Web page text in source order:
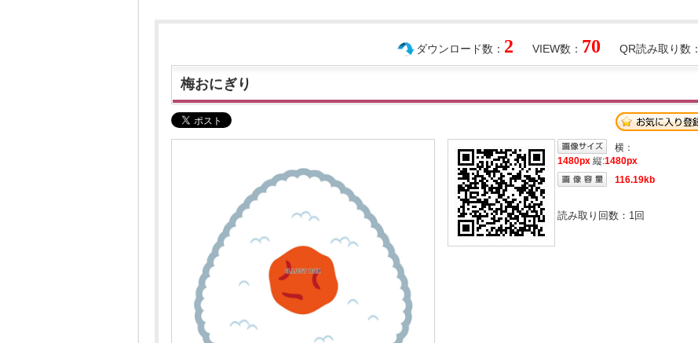
QR読み取り数：
VIEW数： 70
ダウンロード数： 2
梅おにぎり
横：
1480px 縦:1480px
116.19kb
読み取り回数： 1回